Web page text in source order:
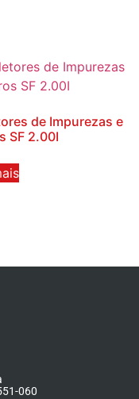
de Impurezas e
SF 2.00I
060